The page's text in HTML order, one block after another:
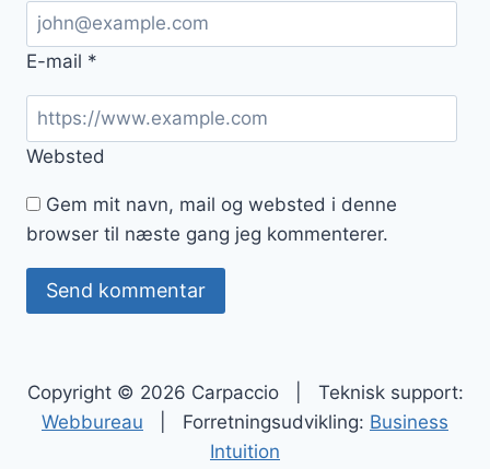
E-mail *
Websted
Gem mit navn, mail og websted i denne
browser til næste gang jeg kommenterer.
Copyright © 2026 Carpaccio | Teknisk support:
Webbureau | Forretningsudvikling: Business
Intuition